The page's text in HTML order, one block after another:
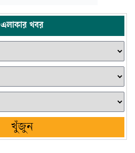
এলাকার খবর
খুঁজুন